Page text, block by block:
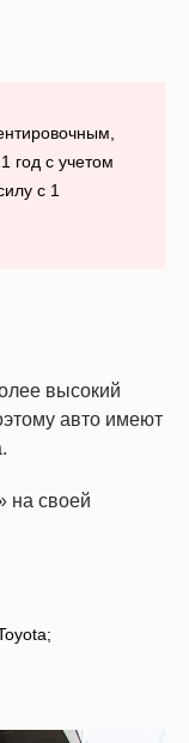
год с учетом
с 1
высокий
авто имеют
на своей